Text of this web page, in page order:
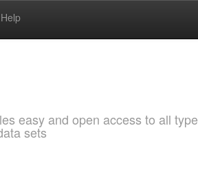
Help
easy and open access to all
sets